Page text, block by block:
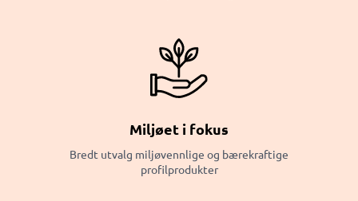
Miljøet i fokus
Bredt utvalg miljøvennlige og bærekraftige
profilprodukter